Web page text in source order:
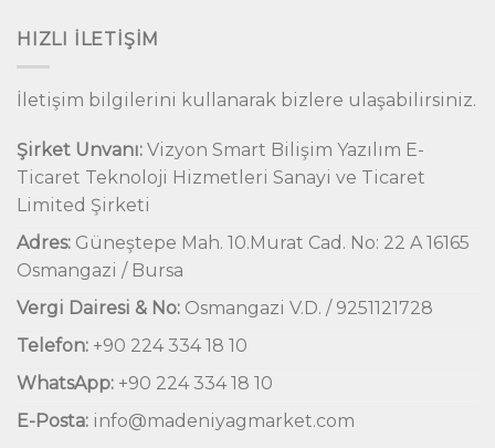
HIZLI İLETIŞIM
İletişim bilgilerini kullanarak bizlere ulaşabilirsiniz.
Şirket Unvanı: Vizyon Smart Bilişim Yazılım E-
Ticaret Teknoloji Hizmetleri Sanayi ve Ticaret
Limited Şirketi
Adres: Güneştepe Mah. 10.Murat Cad. No: 22 A 16165
Osmangazi / Bursa
Vergi Dairesi & No: Osmangazi V.D. / 9251121728
Telefon: +90 224 334 18 10
WhatsApp: +90 224 334 18 10
E-Posta: info@madeniyagmarket.com